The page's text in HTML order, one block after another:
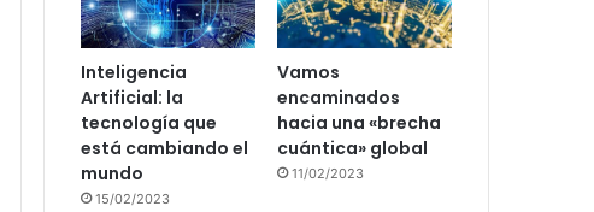
Inteligencia
Artificial: la
tecnología que
está cambiando el
mundo
15/02/2023
Vamos
encaminados
hacia una «brecha
cuántica» global
11/02/2023